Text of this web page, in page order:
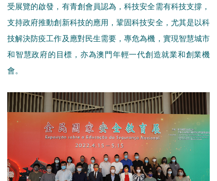
受展覽的啟發，有青創會員認為，科技安全需有科技支撐，
支持政府推動創新科技的應用，鞏固科技安全，尤其是以科
技解決防疫工作及應對民生需要，專危為機，實現智慧城市
和智慧政府的目標，亦為澳門年輕一代創造就業和創業機
會。